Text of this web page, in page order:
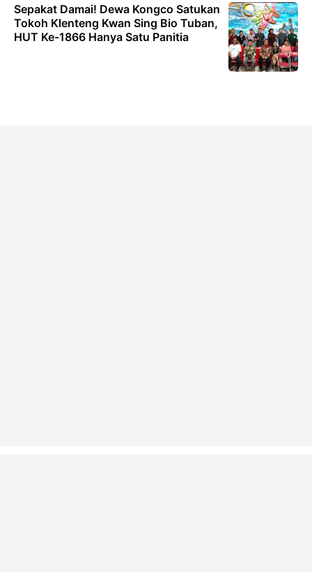
Sepakat Damai! Dewa Kongco Satukan
Tokoh Klenteng Kwan Sing Bio Tuban,
HUT Ke-1866 Hanya Satu Panitia